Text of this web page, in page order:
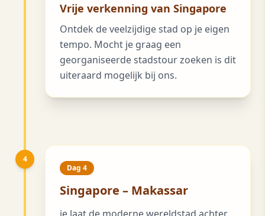
Vrije verkenning van Singapore
Ontdek de veelzijdige stad op je eigen
tempo. Mocht je graag een
georganiseerde stadstour zoeken is dit
uiteraard mogelijk bij ons.
4
Dag 4
Singapore – Makassar
je laat de moderne wereldstad achter